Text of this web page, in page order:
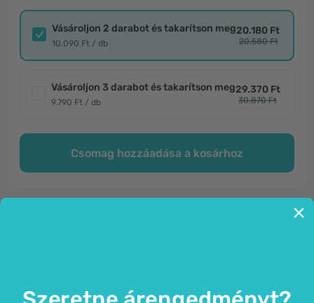
Vásároljon 2 darabot és takarítson meg
10.090 Ft / db
20.180 Ft
20.580 Ft
Vásároljon 3 darabot és takarítson meg
9.790 Ft / db
29.370 Ft
30.870 Ft
Csomag hozzáadása a kosárhoz